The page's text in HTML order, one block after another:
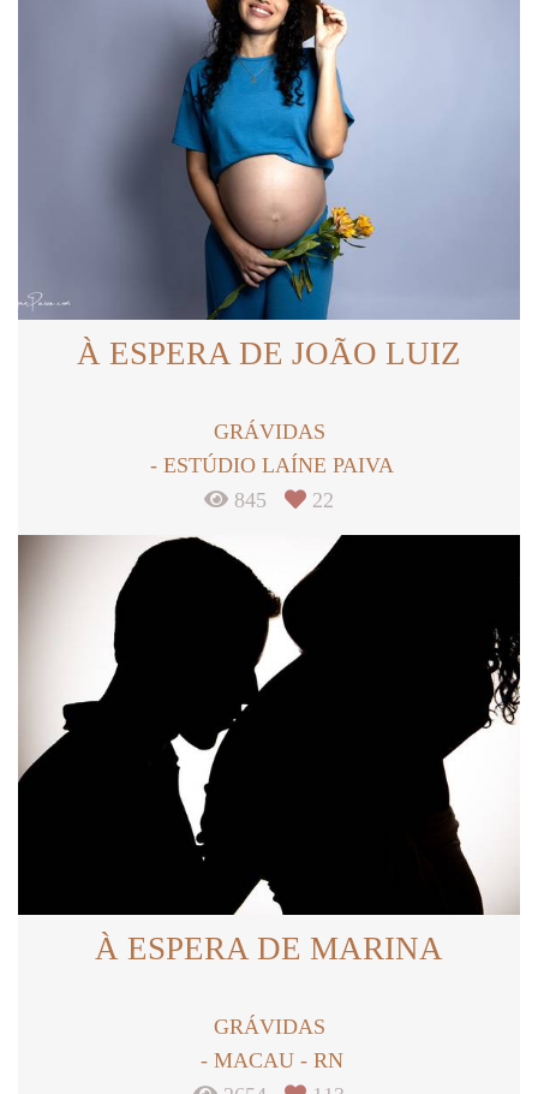
À ESPERA DE JOÃO LUIZ
GRÁVIDAS
ESTÚDIO LAÍNE PAIVA
845
22
À ESPERA DE MARINA
GRÁVIDAS
MACAU - RN